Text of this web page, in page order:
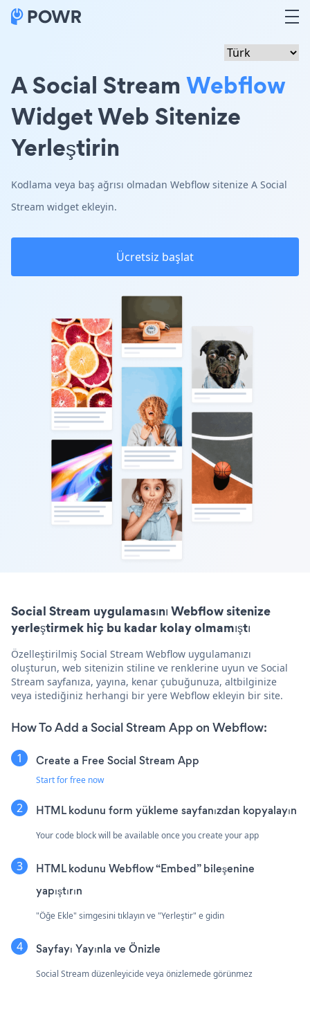
A Social Stream Webflow
Widget Web Sitenize
Yerleştirin
Kodlama veya baş ağrısı olmadan Webflow sitenize A Social
Stream widget ekleyin.
Ücretsiz başlat
Social Stream uygulamasını Webflow sitenize
yerleştirmek hiç bu kadar kolay olmamıştı
Özelleştirilmiş Social Stream Webflow uygulamanızı
oluşturun, web sitenizin stiline ve renklerine uyun ve Social
Stream sayfanıza, yayına, kenar çubuğunuza, altbilginize
veya istediğiniz herhangi bir yere Webflow ekleyin bir site.
How To Add a Social Stream App on Webflow:
Create a Free Social Stream App
Start for free now
HTML kodunu form yükleme sayfanızdan kopyalayın
Your code block will be available once you create your app
HTML kodunu Webflow “Embed” bileşenine
yapıştırın
"Öğe Ekle" simgesini tıklayın ve "Yerleştir" e gidin
Sayfayı Yayınla ve Önizle
Social Stream düzenleyicide veya önizlemede görünmez